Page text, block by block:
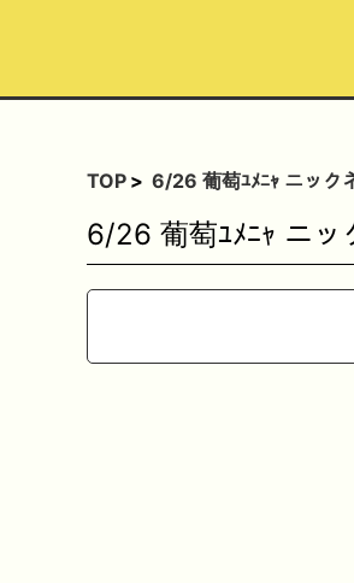
TOP 6/26 葡萄ﾕﾒﾆｬ ニック
6/26 葡萄ﾕﾒﾆｬ ニッ